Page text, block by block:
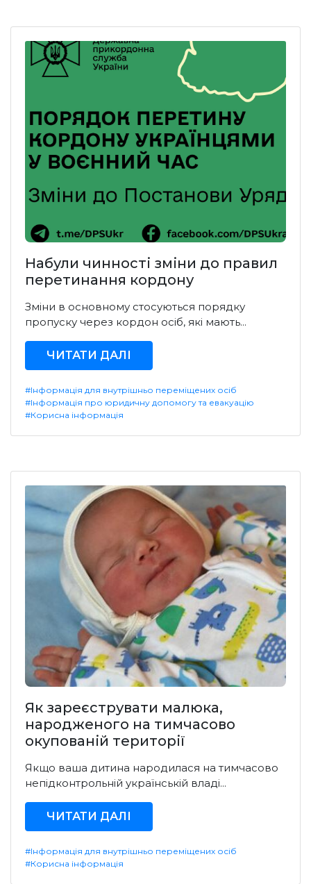
Набули чинності зміни до правил
перетинання кордону
Зміни в основному стосуються порядку
пропуску через кордон осіб, які мають...
ЧИТАТИ ДАЛІ
#Інформація для внутрішньо переміщених осіб
#Інформація про юридичну допомогу та евакуацію
#Корисна інформація
Як зареєструвати малюка,
народженого на тимчасово
окупованій території
Якщо ваша дитина народилася на тимчасово
непідконтрольній українській владі...
ЧИТАТИ ДАЛІ
#Інформація для внутрішньо переміщених осіб
#Корисна інформація